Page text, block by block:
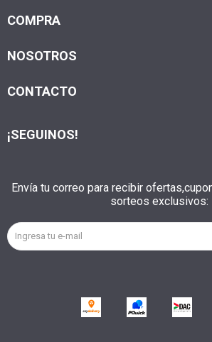
COMPRA
NOSOTROS
CONTACTO
Envía tu correo para recibir
sorteos exclusivos:
¡SEGUINOS!